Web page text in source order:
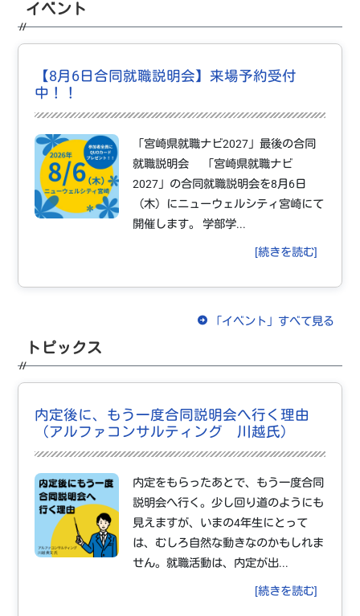
イベント
【8月6日合同就職説明会】来場予約受付
中！！
「宮崎県就職ナビ2027」最後の合同
就職説明会 「宮崎県就職ナビ
2027」の合同就職説明会を8月6日
（木）にニューウェルシティ宮崎にて
開催します。 学部学...
[続きを読む]
「イベント」すべて見る
トピックス
内定後に、もう一度合同説明会へ行く理由
（アルファコンサルティング 川越氏）
内定をもらったあとで、もう一度合同
説明会へ行く。少し回り道のようにも
見えますが、いまの4年生にとって
は、むしろ自然な動きなのかもしれま
せん。就職活動は、内定が出...
[続きを読む]